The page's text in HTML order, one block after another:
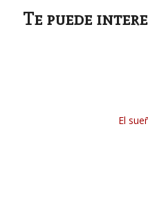
Te puede
El